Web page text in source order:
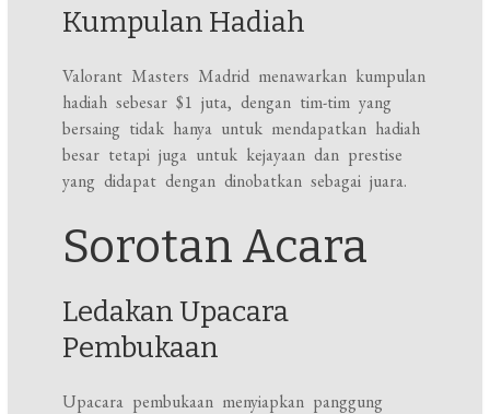
Kumpulan Hadiah
Valorant Masters Madrid menawarkan kumpulan
hadiah sebesar $1 juta, dengan tim-tim yang
bersaing tidak hanya untuk mendapatkan hadiah
besar tetapi juga untuk kejayaan dan prestise
yang didapat dengan dinobatkan sebagai juara.
Sorotan Acara
Ledakan Upacara
Pembukaan
Upacara pembukaan menyiapkan panggung